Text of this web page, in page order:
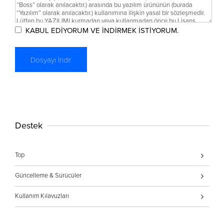
KABUL EDİYORUM VE İNDİRMEK İSTİYORUM.
Destek
Top
Güncelleme & Sürücüler
Kullanım Kılavuzları